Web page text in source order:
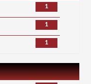
1
1
1